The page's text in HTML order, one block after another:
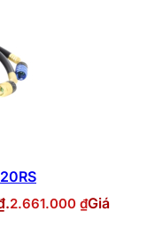
2.661.000 ₫Giá